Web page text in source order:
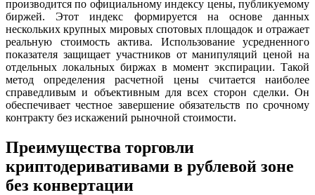
производится по официальному индексу цены, публикуемому
биржей. Этот индекс формируется на основе данных
нескольких крупных мировых спотовых площадок и отражает
реальную стоимость актива. Использование усредненного
показателя защищает участников от манипуляций ценой на
отдельных локальных биржах в момент экспирации. Такой
метод определения расчетной цены считается наиболее
справедливым и объективным для всех сторон сделки. Он
обеспечивает честное завершение обязательств по срочному
контракту без искажений рыночной стоимости.
Преимущества торговли
криптодеривативами в рублевой зоне
без конвертации